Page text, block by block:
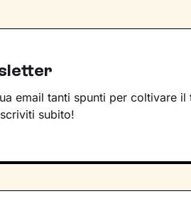
email tanti spunti per coltivare il
subito!